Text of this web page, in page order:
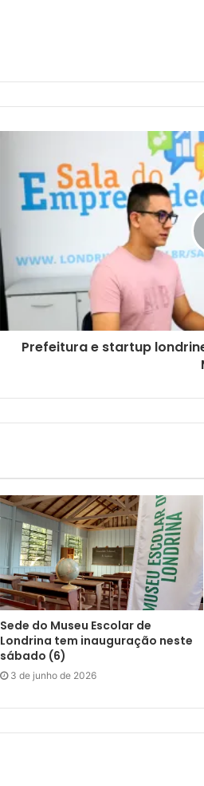
Prefeitura e startup
Sede do Museu Escolar de
Londrina tem inauguração neste
sábado (6)
3 de junho de 2026